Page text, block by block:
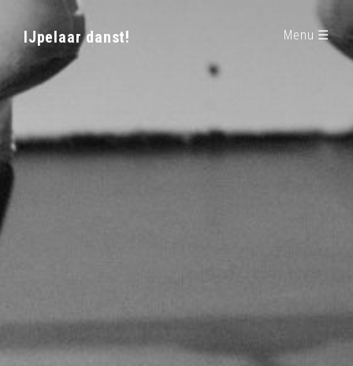
IJpelaar danst! Menu ☰